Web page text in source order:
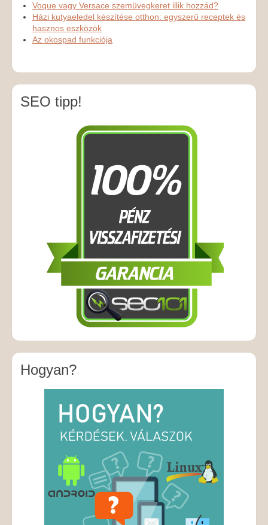
Voque vagy Versace szemüvegkeret illik hozzád?
Házi kutyaeledel készítése otthon: egyszerű receptek és
hasznos eszközök
Az okospad funkciója
SEO tipp!
Hogyan?